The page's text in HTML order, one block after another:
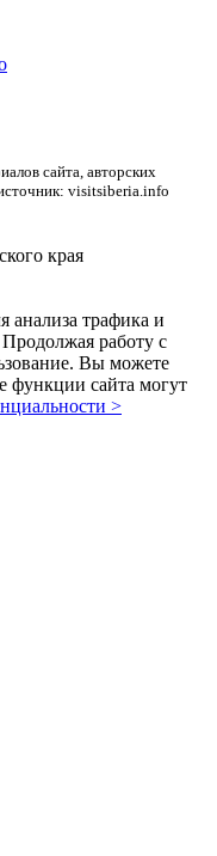
сайта, авторских
visitsiberia.info
края
анализа трафика и
работу с
Вы можете
функции сайта могут
>